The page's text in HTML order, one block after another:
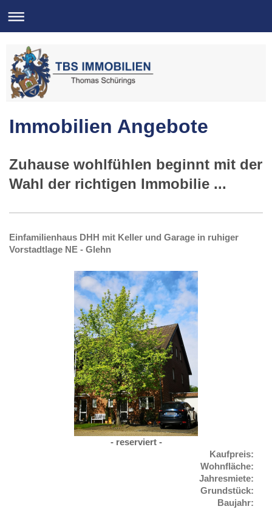
Immobilien Angebote
Zuhause wohlfühlen beginnt mit der
Wahl der richtigen Immobilie ...
Einfamilienhaus DHH mit Keller und Garage in ruhiger
Vorstadtlage NE - Glehn
- reserviert -
Kaufpreis:
Wohnfläche:
Jahresmiete:
Grundstück:
Baujahr: